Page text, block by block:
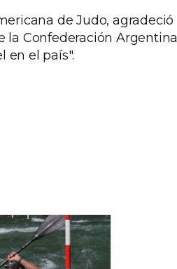
de Judo, agradeció
la Confederación Argentina
en el país".